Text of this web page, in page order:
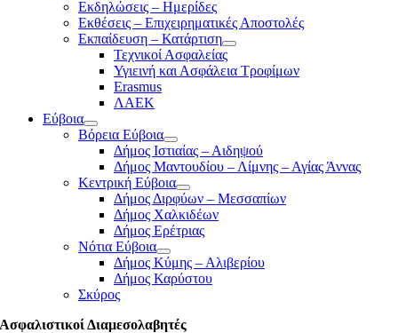
Εκδηλώσεις – Ημερίδες
Εκθέσεις – Επιχειρηματικές Αποστολές
Εκπαίδευση – Κατάρτιση
Τεχνικοί Ασφαλείας
Υγιεινή και Ασφάλεια Τροφίμων
Erasmus
ΛΑΕΚ
Εύβοια
Βόρεια Εύβοια
Δήμος Ιστιαίας – Αιδηψού
Δήμος Μαντουδίου – Λίμνης – Αγίας Άννας
Κεντρική Εύβοια
Δήμος Διρφύων – Μεσσαπίων
Δήμος Χαλκιδέων
Δήμος Ερέτριας
Νότια Εύβοια
Δήμος Κύμης – Αλιβερίου
Δήμος Καρύστου
Σκύρος
Ασφαλιστικοί Διαμεσολαβητές